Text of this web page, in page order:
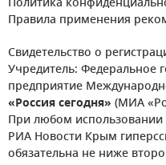
Политика
Правила применения
Свидетельство о
Учредитель: Федеральное
предприятие
«Россия сегодня» (МИА
При любом использовании
РИА Новости Крым
обязательна не ниже